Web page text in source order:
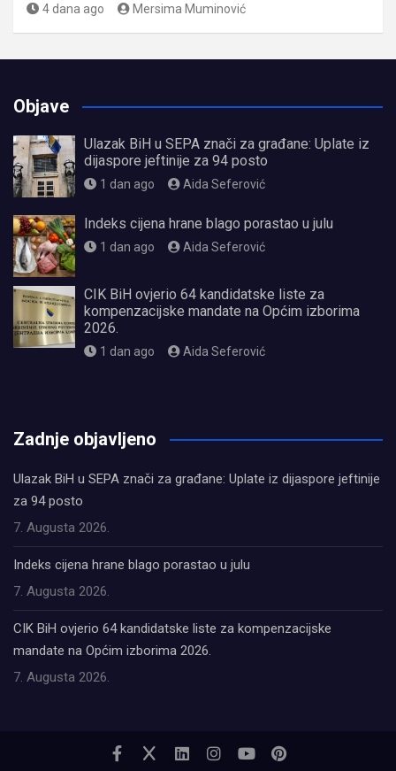
4 dana ago Mersima Muminović
Objave
Ulazak BiH u SEPA znači za građane: Uplate iz
dijaspore jeftinije za 94 posto
1 dan ago Aida Seferović
Indeks cijena hrane blago porastao u julu
1 dan ago Aida Seferović
CIK BiH ovjerio 64 kandidatske liste za
kompenzacijske mandate na Općim izborima
2026.
1 dan ago Aida Seferović
Zadnje objavljeno
Ulazak BiH u SEPA znači za građane: Uplate iz dijaspore jeftinije
za 94 posto
7. Augusta 2026.
Indeks cijena hrane blago porastao u julu
7. Augusta 2026.
CIK BiH ovjerio 64 kandidatske liste za kompenzacijske
mandate na Općim izborima 2026.
7. Augusta 2026.